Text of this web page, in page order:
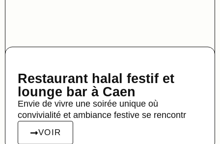
Restaurant halal festif et
lounge bar à Caen
Envie de vivre une soirée unique où
convivialité et ambiance festive se rencontr
VOIR